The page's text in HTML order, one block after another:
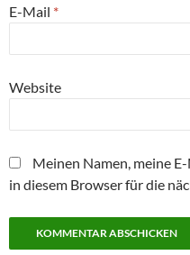
E-Mail *
Website
Meinen Namen, meine
in diesem Browser für die